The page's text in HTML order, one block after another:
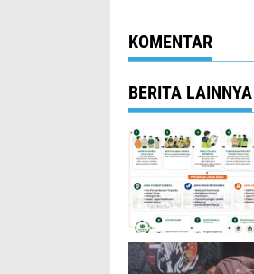
KOMENTAR
BERITA LAINNYA